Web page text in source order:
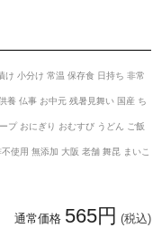
け 小分け 常温 保存食 日持ち 非常
養 仏事 お中元 残暑見舞い 国産 ち
プ おにぎり おむすび うどん ご飯
使用 無添加 大阪 老舗 舞昆 まいこ
通常価格 565円 (税込)